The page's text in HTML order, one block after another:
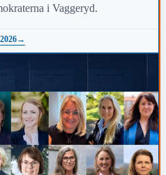
i Vaggeryd.
→